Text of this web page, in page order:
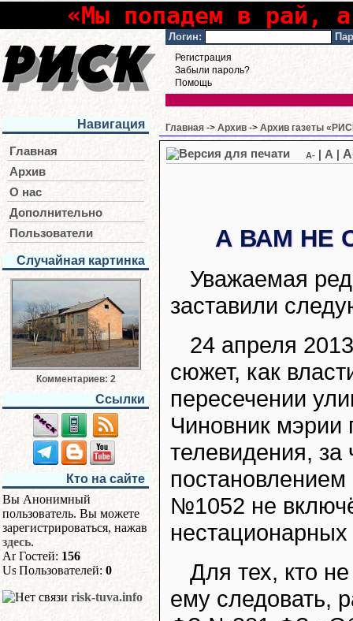
«Мы попадем в рай,
Логин:
Регистрация
Забыли пароль?
Помощь
Навигация
Главная
Архив
О нас
Дополнительно
Пользователи
Случайная картинка
Комментариев: 2
Ссылки
Кто на сайте
Вы Анонимный
пользователь. Вы можете
зарегистрироваться, нажав
здесь.
Гостей: 156
Пользователей: 0
risk-tuva.info
Главная -> Архив -> Архив газеты
A- A
А ВАМ НЕ
Уважаемая
заставили
24 апреля
сюжет, как
пересечении
Чиновник мэрии
телевидения, за
№1052 не
Для тех, кто
ему следовать,